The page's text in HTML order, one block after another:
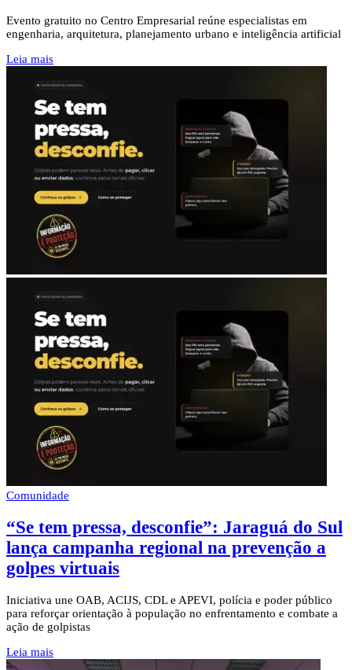
Evento gratuito no Centro Empresarial reúne especialistas em
engenharia, arquitetura, planejamento urbano e inteligência artificial
Leia mais
Comunidade
“Se tem pressa, desconfie”: Jaraguá do Sul
lança campanha regional na prevenção a
golpes virtuais
Iniciativa une OAB, ACIJS, CDL e APEVI, polícia e poder público
para reforçar orientação à população no enfrentamento e combate a
ação de golpistas
Leia mais